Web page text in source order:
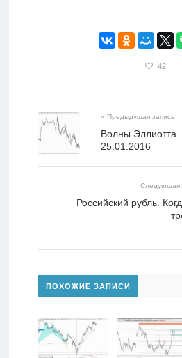
42
« Предыдущая запись
Волны Эллиотта.
25.01.2016
Следующая
Российский рубль.
ПОХОЖИЕ ЗАПИСИ